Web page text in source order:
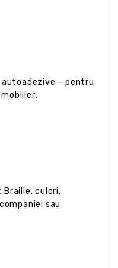
– pentru
culori,
sau